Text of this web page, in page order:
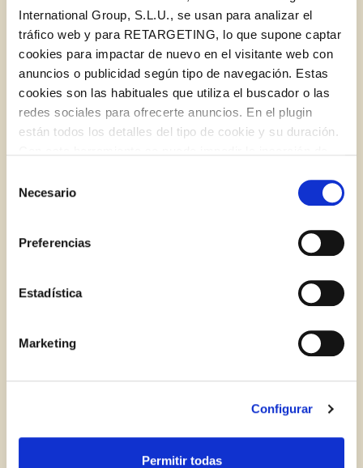
International Group, S.L.U., se usan para analizar el
tráfico web y para RETARGETING, lo que supone captar
cookies para impactar de nuevo en el visitante web con
anuncios o publicidad según tipo de navegación. Estas
cookies son las habituales que utiliza el buscador o las
redes sociales para ofrecerte anuncios. En el plugin
están todos los detalles del tipo de cookie y su duración.
la web aparece cómo evitar las cookies en el navegador.
Si se desea ver otra vez esta notificación navegar en
privado y aparecerá de nuevo. Le informamos que aún
no habiendo aceptado las cookies de analytics, Google
identifican de ninguna forma.
Necesario
Preferencias
Estadística
Marketing
Configurar
Permitir todas
Si tienes que congelar, ¡hazlo bien!
desaprovechar nada
Log in with Google